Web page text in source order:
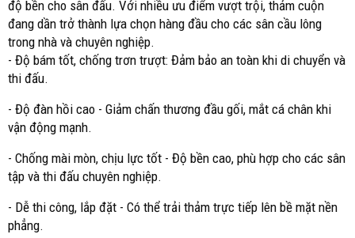
độ bền cho sân đấu. Với nhiều ưu điểm vượt trội, thảm cuộn
đang dần trở thành lựa chọn hàng đầu cho các sân cầu lông
trong nhà và chuyên nghiệp.
- Độ bám tốt, chống trơn trượt: Đảm bảo an toàn khi di chuyển và
thi đấu.
- Độ đàn hồi cao - Giảm chấn thương đầu gối, mắt cá chân khi
vận động mạnh.
- Chống mài mòn, chịu lực tốt - Độ bền cao, phù hợp cho các sân
tập và thi đấu chuyên nghiệp.
- Dễ thi công, lắp đặt - Có thể trải thảm trực tiếp lên bề mặt nền
phẳng.